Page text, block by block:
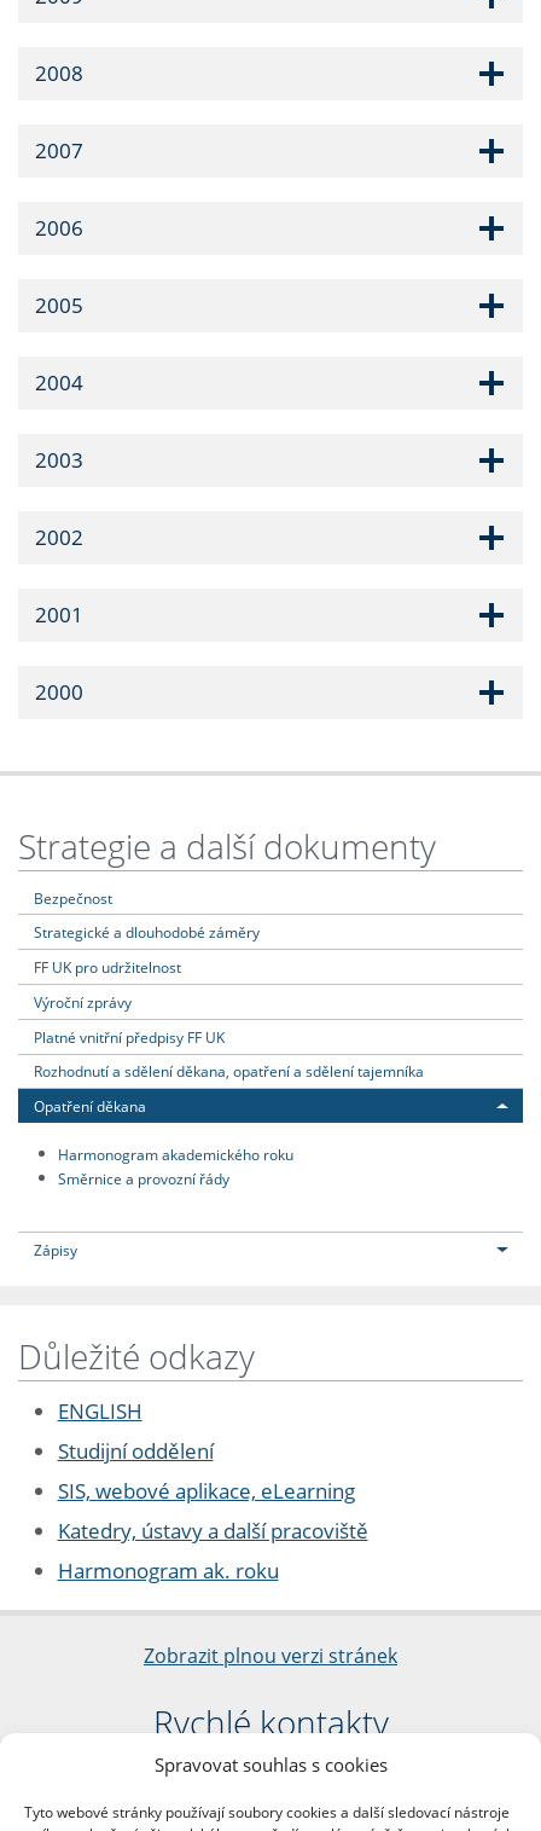
Spravovat souhlas s cookies
Tyto webové stránky používají soubory cookies a další sledovací nástroje
2008
2007
2006
2005
2004
2003
2002
2001
2000
Strategie a další dokumenty
Bezpečnost
Strategické a dlouhodobé záměry
FF UK pro udržitelnost
Výroční zprávy
Platné vnitřní předpisy FF UK
Rozhodnutí a sdělení děkana, opatření a sdělení tajemníka
Opatření děkana
Harmonogram akademického roku
Směrnice a provozní řády
Zápisy
Důležité odkazy
ENGLISH
Studijní oddělení
SIS, webové aplikace, eLearning
Katedry, ústavy a další pracoviště
Harmonogram ak. roku
Zobrazit plnou verzi stránek
Rychlé kontakty
Filozofická fakulta
nám. Jana Palacha 1/2